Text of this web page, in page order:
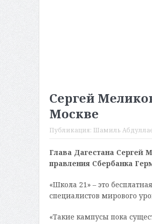
Сергей
Москве
Публикация: Шамиль
Глава Дагестана Сергей
правления Сбербанка
«Школа 21» – это
специалистов мирового
«Такие кампусы пока